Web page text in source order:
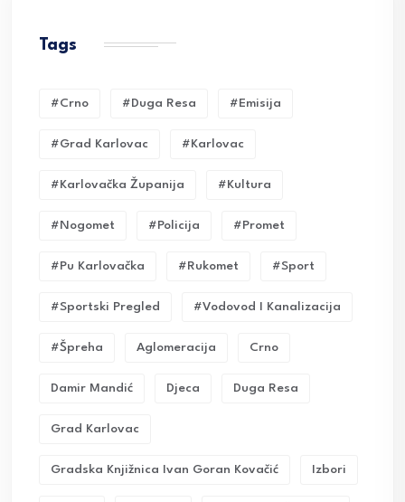
Tags
#crno #duga Resa #emisija
#grad Karlovac #karlovac
#karlovačka Županija #kultura
#nogomet #policija #promet
#pu Karlovačka #rukomet #sport
#sportski Pregled #vodovod I Kanalizacija
#Špreha Aglomeracija Crno
Damir Mandić Djeca Duga Resa
Grad Karlovac
Gradska Knjižnica Ivan Goran Kovačić Izbori